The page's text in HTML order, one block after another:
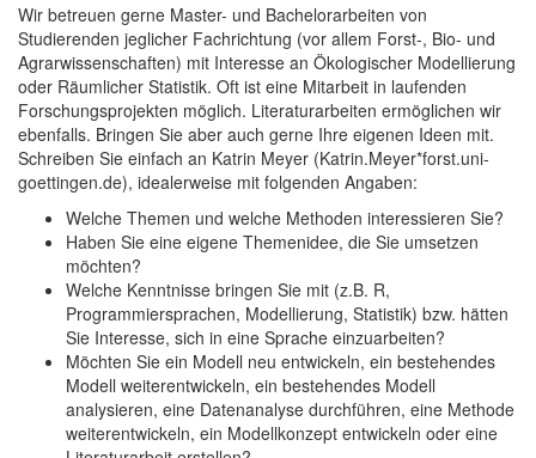
Wir betreuen gerne Master- und Bachelorarbeiten von
Studierenden jeglicher Fachrichtung (vor allem Forst-, Bio- und
Agrarwissenschaften) mit Interesse an Ökologischer Modellierung
oder Räumlicher Statistik. Oft ist eine Mitarbeit in laufenden
Forschungsprojekten möglich. Literaturarbeiten ermöglichen wir
ebenfalls. Bringen Sie aber auch gerne Ihre eigenen Ideen mit.
Schreiben Sie einfach an Katrin Meyer (Katrin.Meyer*forst.uni-
goettingen.de), idealerweise mit folgenden Angaben:
Welche Themen und welche Methoden interessieren Sie?
Haben Sie eine eigene Themenidee, die Sie umsetzen
möchten?
Welche Kenntnisse bringen Sie mit (z.B. R,
Programmiersprachen, Modellierung, Statistik) bzw. hätten
Sie Interesse, sich in eine Sprache einzuarbeiten?
Möchten Sie ein Modell neu entwickeln, ein bestehendes
Modell weiterentwickeln, ein bestehendes Modell
analysieren, eine Datenanalyse durchführen, eine Methode
weiterentwickeln, ein Modellkonzept entwickeln oder eine